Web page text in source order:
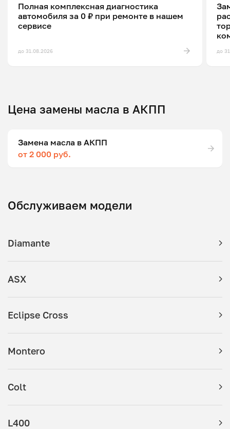
Полная комплексная диагностика
автомобиля за 0 ₽ при ремонте в нашем
сервисе
до 31.08.2026 до
Цена замены масла в АКПП
Замена масла в АКПП
от 2 000 руб.
Обслуживаем модели
Diamante
ASX
Eclipse Cross
Montero
Colt
L400